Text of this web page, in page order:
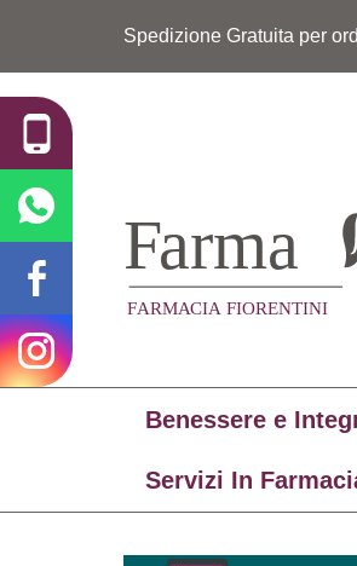
Spedizione Gratuita per
Benessere e
Servizi In